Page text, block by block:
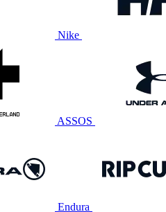
Nike
ASSOS
Endura